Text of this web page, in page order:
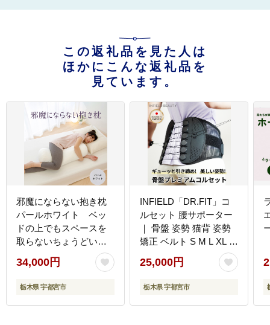
この返礼品を見た人は
ほかにこんな返礼品を
見ています。
邪魔にならない抱き枕
パールホワイト ベッ
ドの上でもスペースを
取らないちょうどいい
サイズの抱き枕 ｜ 抱き
枕 小さい おすすめ おし
ゃれ ボルスター 妊婦 だ
だきまくら
34,000円
栃木県 宇都宮市
INFIELD「DR.FIT」コ
ルセット 腰サポーター
｜ 骨盤 姿勢 猫背 姿勢
矯正 ベルト S M L XL イ
ンフィールド ドクター
フィット 耐久性 調整 産
後 筋トレ デスクワーク
い 手入れ簡単 洗濯機
25,000円
栃木県 宇都宮市